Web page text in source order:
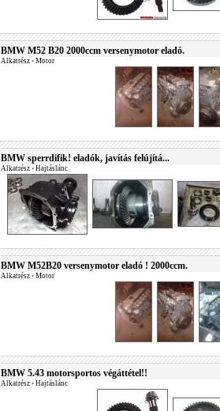
BMW M52 B20 2000ccm versenymotor eladó.
Alkatrész • Motor
BMW sperrdifik! eladók, javítás felújítá...
Alkatrész • Hajtáslánc
BMW M52B20 versenymotor eladó ! 2000ccm.
Alkatrész • Motor
BMW 5.43 motorsportos végáttétel!!
Alkatrész • Hajtáslánc